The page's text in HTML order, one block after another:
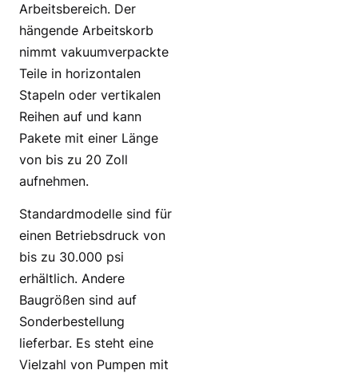
Arbeitsbereich. Der
hängende Arbeitskorb
nimmt vakuumverpackte
Teile in horizontalen
Stapeln oder vertikalen
Reihen auf und kann
Pakete mit einer Länge
von bis zu 20 Zoll
aufnehmen.
Standardmodelle sind für
einen Betriebsdruck von
bis zu 30.000 psi
erhältlich. Andere
Baugrößen sind auf
Sonderbestellung
lieferbar. Es steht eine
Vielzahl von Pumpen mit